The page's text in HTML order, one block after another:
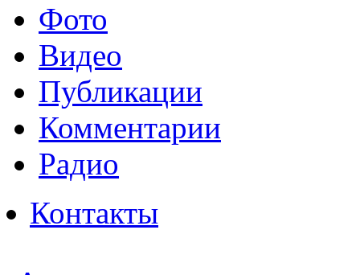
Фото
Видео
Публикации
Комментарии
Радио
Контакты